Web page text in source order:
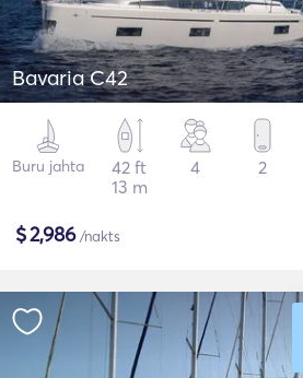
Bavaria C42
Buru jahta
42 ft
13 m
4 2
$2,986/nakts